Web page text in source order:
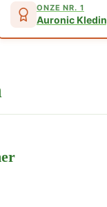
ONZE NR. 1
Auronic